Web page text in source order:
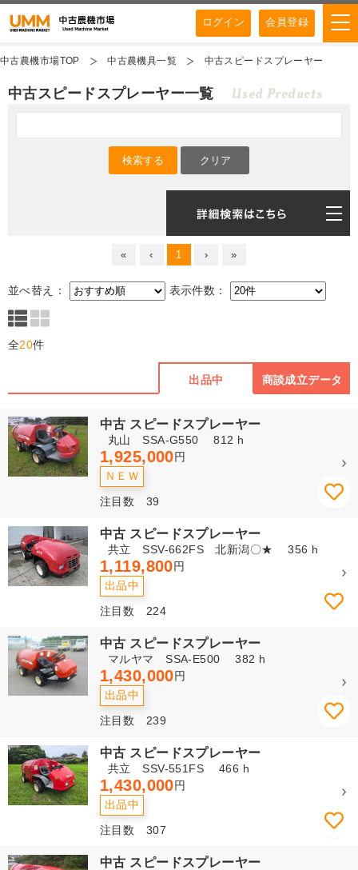
ログイン 会員登録
中古農機市場TOP 中古農機具一覧 中古スピードスプレーヤー
中古スピードスプレーヤー一覧 Used Products
« ‹ 1 › »
並べ替え： 表示件数：
全20件
出品中 商談成立データ
中古 スピードスプレーヤー
丸山 SSA-G550 812 h
1,925,000円
ＮＥＷ
注目数 39
中古 スピードスプレーヤー
共立 SSV-662FS 北新潟〇★ 356 h
1,119,800円
出品中
注目数 224
中古 スピードスプレーヤー
マルヤマ SSA-E500 382 h
1,430,000円
出品中
注目数 239
中古 スピードスプレーヤー
共立 SSV-551FS 466 h
1,430,000円
出品中
注目数 307
中古 スピードスプレーヤー